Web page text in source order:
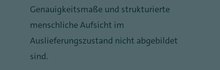
Genauigkeitsmaße und strukturierte
menschliche Aufsicht im
Auslieferungszustand nicht abgebildet
sind.